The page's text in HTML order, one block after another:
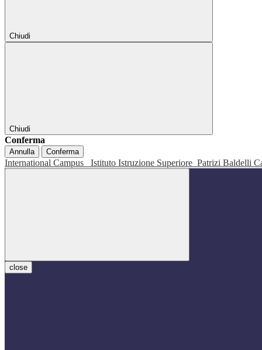
Chiudi
Chiudi
Conferma
Annulla Conferma
International Campus Istituto Istruzione Superiore Patrizi Baldelli
close